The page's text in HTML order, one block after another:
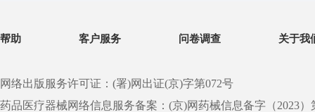
帮助 客户服务 问卷调查 关于我
网络出版服务许可证：(署)网出证(京)字第072号
药品医疗器械网络信息服务备案：(京)网药械信息备字（2023）